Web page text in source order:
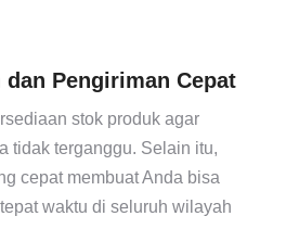
Pengiriman Cepat
stok produk agar
tidak terganggu. Selain itu,
cepat membuat Anda bisa
waktu di seluruh wilayah